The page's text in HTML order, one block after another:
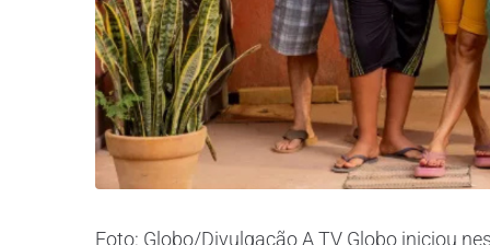
Foto: Globo/Divulgação A TV Globo iniciou